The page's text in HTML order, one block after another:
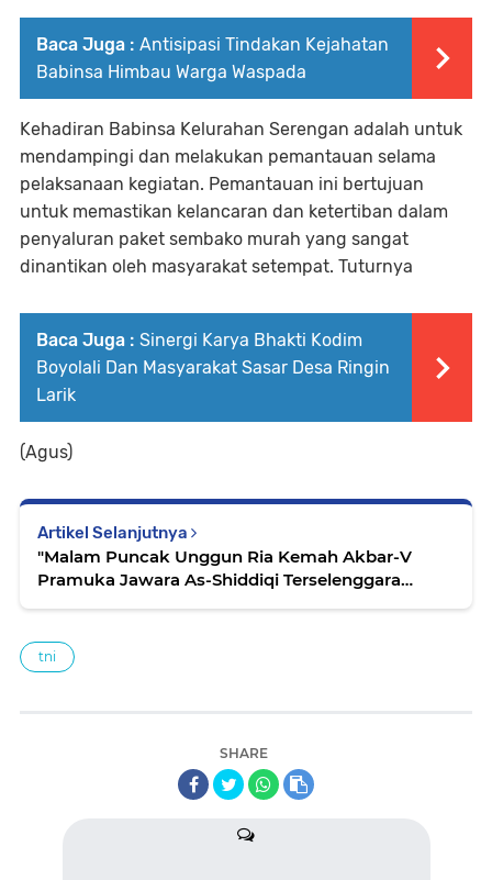
Baca Juga : Antisipasi Tindakan Kejahatan
Babinsa Himbau Warga Waspada
Kehadiran Babinsa Kelurahan Serengan adalah untuk
mendampingi dan melakukan pemantauan selama
pelaksanaan kegiatan. Pemantauan ini bertujuan
untuk memastikan kelancaran dan ketertiban dalam
penyaluran paket sembako murah yang sangat
dinantikan oleh masyarakat setempat. Tuturnya
Baca Juga : Sinergi Karya Bhakti Kodim
Boyolali Dan Masyarakat Sasar Desa Ringin
Larik
(Agus)
Artikel Selanjutnya
"Malam Puncak Unggun Ria Kemah Akbar-V
Pramuka Jawara As-Shiddiqi Terselenggara
tni
SHARE